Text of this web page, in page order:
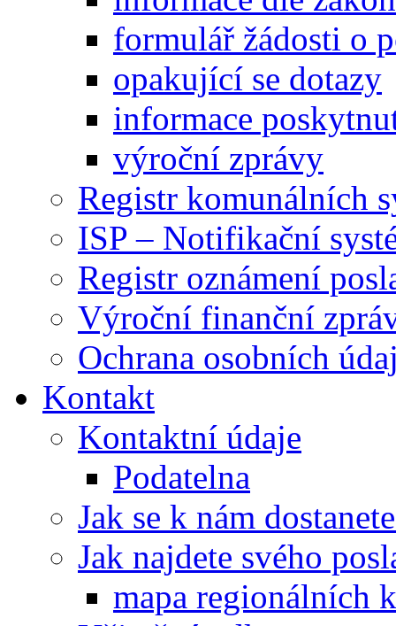
formulář žádosti o
opakující se dotazy
informace
výroční zprávy
Registr komunálních
ISP – Notifikační
Registr oznámení
Výroční finanční
Ochrana osobních
Kontakt
Kontaktní údaje
Podatelna
Jak se k nám
Jak najdete svého
mapa regionálních